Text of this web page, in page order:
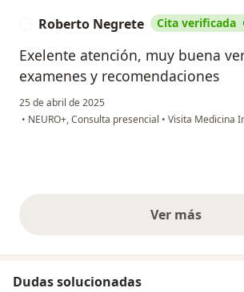
Roberto Negrete Cita verificada
Exelente atención, muy buena
examenes y recomendaciones
25 de abril de 2025
• NEURO+, Consulta presencial • Visita Medicina
Ver másopiniones
Dudas solucionadas